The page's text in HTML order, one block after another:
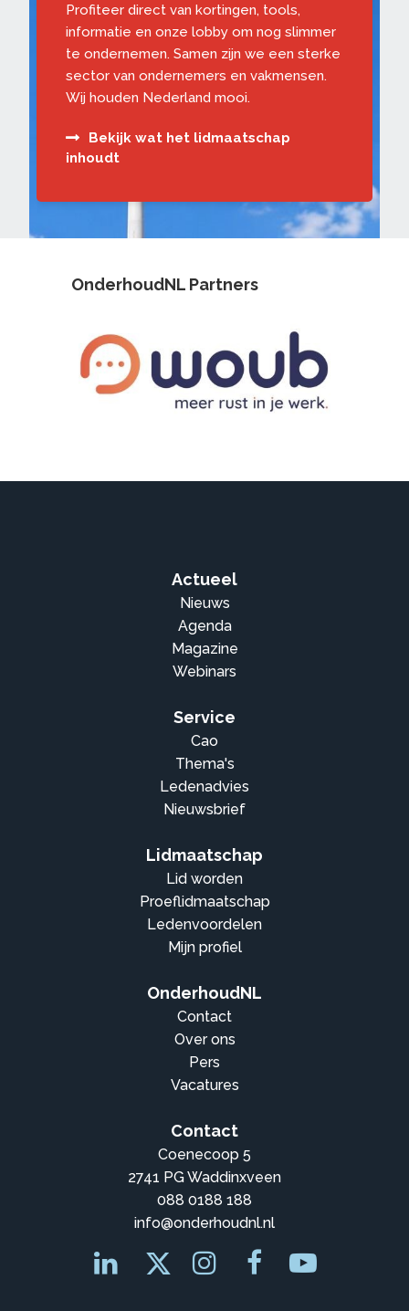
Profiteer direct van kortingen, tools,
informatie en onze lobby om nog slimmer
te ondernemen. Samen zijn we een sterke
sector van ondernemers en vakmensen.
Wij houden Nederland mooi.
Bekijk wat het lidmaatschap
inhoudt
OnderhoudNL Partners
Actueel
Nieuws
Agenda
Magazine
Webinars
Service
Cao
Thema's
Ledenadvies
Nieuwsbrief
Lidmaatschap
Lid worden
Proeflidmaatschap
Ledenvoordelen
Mijn profiel
OnderhoudNL
Contact
Over ons
Pers
Vacatures
Contact
Coenecoop 5
2741 PG Waddinxveen
088 0188 188
info@onderhoudnl.nl